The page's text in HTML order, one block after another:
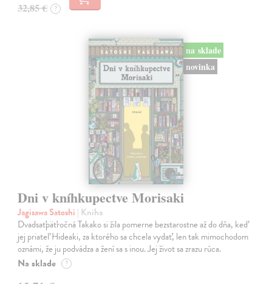
32,85 € ?
na sklade
novinka
Dni v kníhkupectve Morisaki
Jagisawa Satoshi | Kniha
Dvadsaťpäťročná Takako si žila pomerne bezstarostne až do dňa, keď
jej priateľ Hideaki, za ktorého sa chcela vydať, len tak mimochodom
oznámi, že ju podvádza a žení sa s inou. Jej život sa zrazu rúca.
Na sklade ?